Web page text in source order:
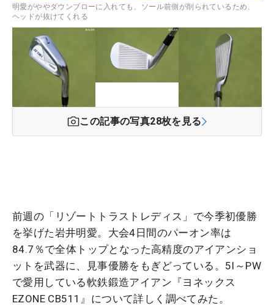
明愛がややダウンブローに入れても、ソール前側が削られているため、
ヘッドが抜けてくれる
この記事の写真28枚を見る
前週の「リゾートトラストレディス」で今季初優勝
を挙げた岩井明愛。大会4日間のパーオン率は
84.7％で全体トップとなった高精度のアイアンショ
ットを武器に、見事優勝をもぎどっている。5I～PW
で愛用している軟鉄鍛造アイアン『ヨネックス
EZONE CB511』について詳しく調べてみた。